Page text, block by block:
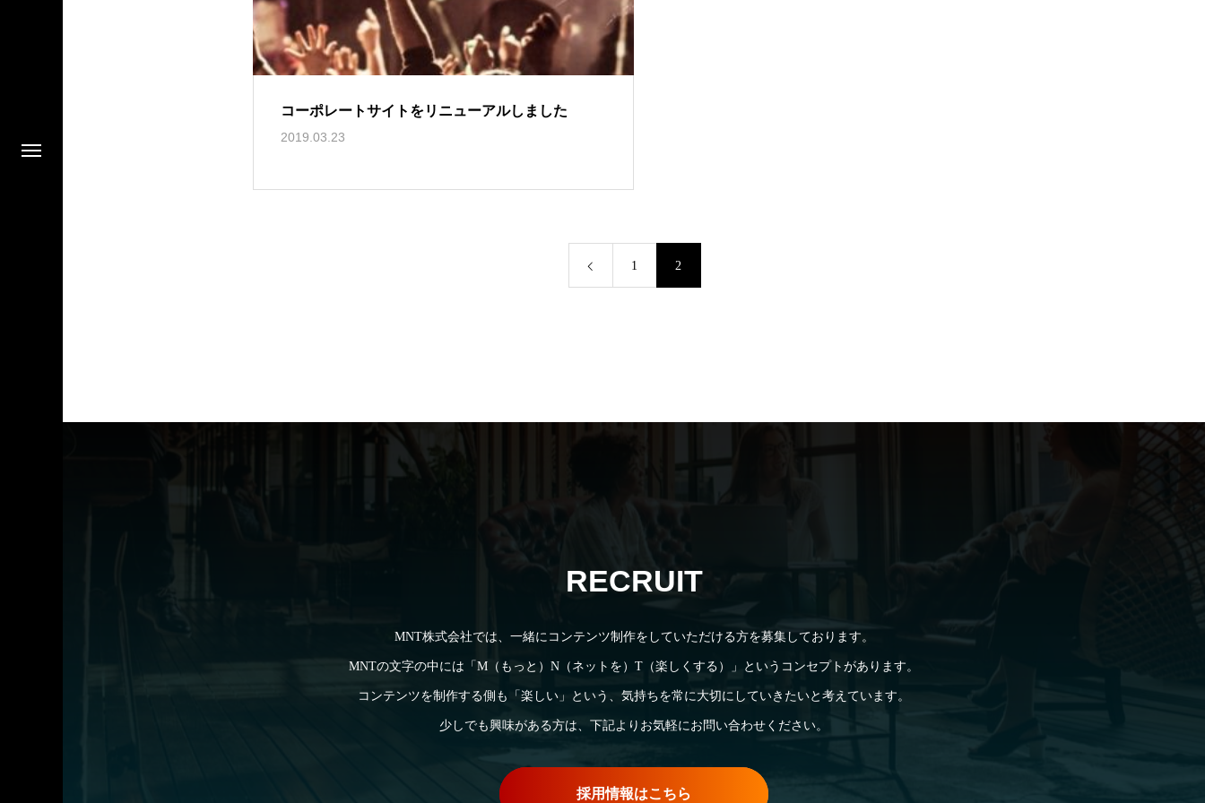
コーポレートサイトをリニューアルしました
2019.03.23
1 2
RECRUIT
MNT株式会社では、一緒にコンテンツ制作をしていただける方を募集しております。
MNTの文字の中には「M（もっと）N（ネットを）T（楽しくする）」というコンセプトがあります。
コンテンツを制作する側も「楽しい」という、気持ちを常に大切にしていきたいと考えています。
少しでも興味がある方は、下記よりお気軽にお問い合わせください。
採用情報はこちら